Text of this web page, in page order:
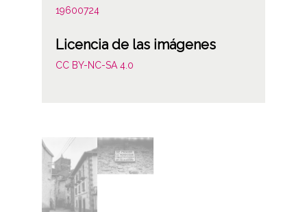
19600724
Licencia de las imágenes
CC BY-NC-SA 4.0